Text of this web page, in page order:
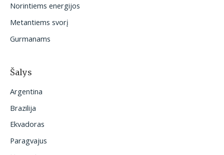
:
Norintiems energijos
Metantiems svorį
Gurmanams
Šalys
Argentina
Brazilija
Ekvadoras
Paragvajus